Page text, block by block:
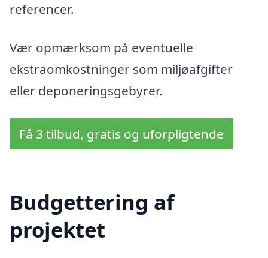
referencer.
Vær opmærksom på eventuelle
ekstraomkostninger som miljøafgifter
eller deponeringsgebyrer.
Få 3 tilbud, gratis og uforpligtende
Budgettering af
projektet